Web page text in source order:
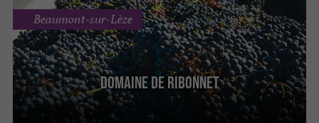
Domaine de Ribonnet
Beaumont-sur-Lèze